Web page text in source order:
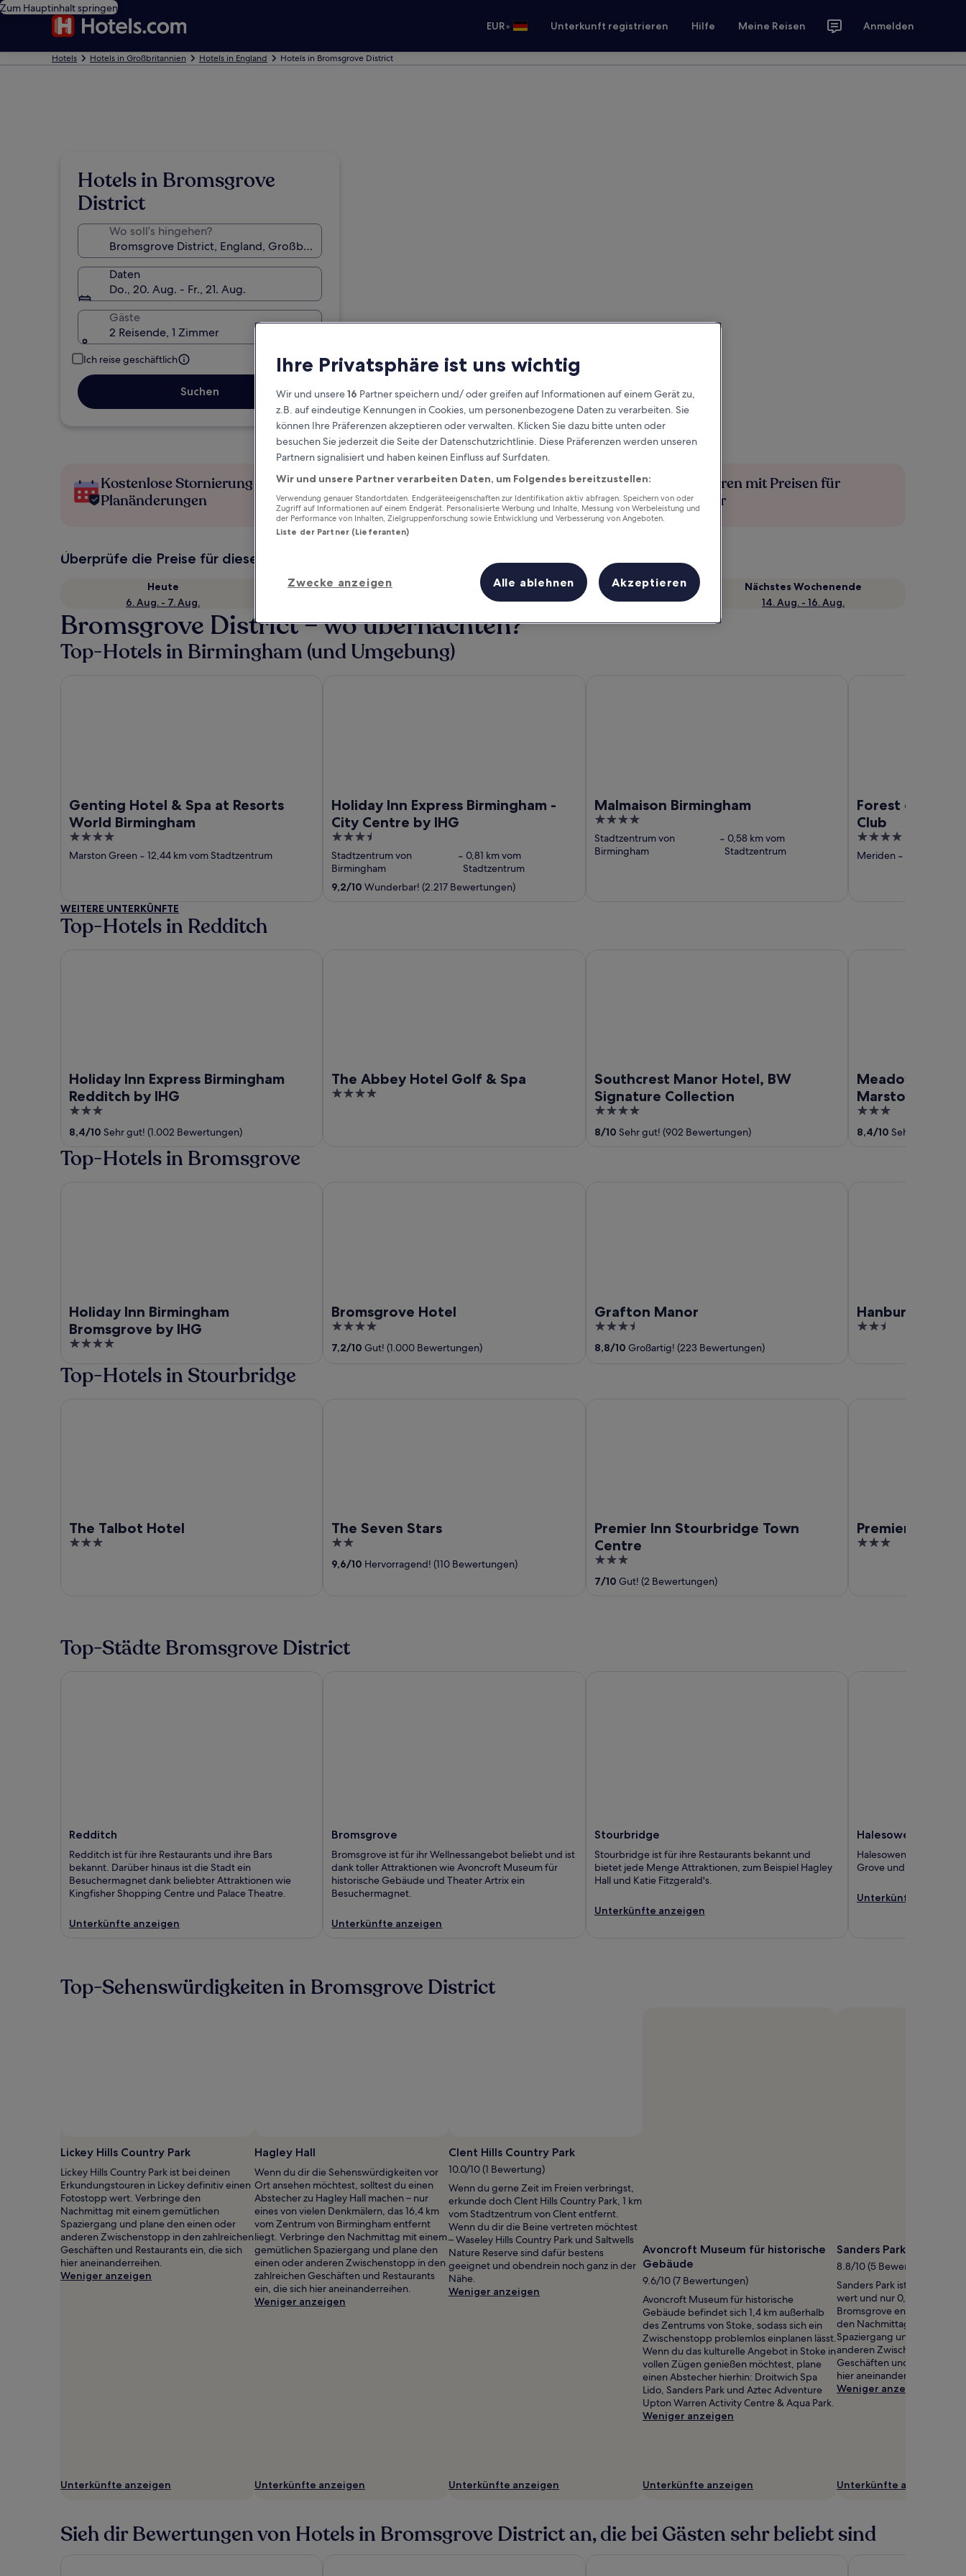
Zum Hauptinhalt springen
EUR• Unterkunft registrieren Hilfe Meine Reisen Anmelden
Hotels Hotels in Großbritannien Hotels in England Hotels in Bromsgrove District
Hotels in Bromsgrove
District
Wo soll’s hingehen?
Daten
Do., 20. Aug. - Fr., 21. Aug.
Gäste
2 Reisende, 1 Zimmer
Ich reise geschäftlich
Suchen
Kostenlose Stornierung bei
Planänderungen
Verdiene Prämien für jede
wahrgenommene Übernachtung
Mehr sparen mit Preisen für
Mitglieder
Überprüfe die Preise für diese Daten
Heute
6. Aug. - 7. Aug.
Morgen
Dieses Wochenende
7. Aug. - 9. Aug.
Nächstes Wochenende
14. Aug. - 16. Aug.
Bromsgrove District – wo übernachten?
Top-Hotels in Birmingham (und Umgebung)
Genting Hotel & Spa at Resorts
World Birmingham
4
out
Marston Green ‐ 12,44 km vom Stadtzentrum
Holiday Inn Express Birmingham -
City Centre by IHG
3.5
out
of
5
Stadtzentrum von
Birmingham
‐ 0,81 km vom
Stadtzentrum
9,2/10 Wunderbar! (2.217 Bewertungen)
Malmaison Birmingham
4
out
of
Stadtzentrum von
Birmingham
‐ 0,58 km vom
Stadtzentrum
Forest of
Club
4
out
Meriden ‐
WEITERE UNTERKÜNFTE
Top-Hotels in Redditch
Holiday Inn Express Birmingham
Redditch by IHG
3
out
of
5
8,4/10 Sehr gut! (1.002 Bewertungen)
The Abbey Hotel Golf & Spa
4
Southcrest Manor Hotel, BW
Signature Collection
4
out
8/10 Sehr gut! (902 Bewertungen)
Meadow Farm,
Marstons Inns
3
out
of
8,4/10 Sehr gut! (696
Top-Hotels in Bromsgrove
Holiday Inn Birmingham
Bromsgrove by IHG
4
of
Bromsgrove Hotel
4
out
of
7,2/10 Gut! (1.000 Bewertungen)
Grafton Manor
3.5
out
of
8,8/10 Großartig! (223 Bewertungen)
Hanbury Turn
2.5
Top-Hotels in Stourbridge
The Talbot Hotel
3
The Seven Stars
2
out
of
9,6/10 Hervorragend! (110 Bewertungen)
Premier Inn Stourbridge Town
Centre
3
out
7/10 Gut! (2 Bewertungen)
Premier Inn
3
Top-Städte Bromsgrove District
Redditch
Redditch ist für ihre Restaurants und ihre Bars
bekannt. Darüber hinaus ist die Stadt ein
Besuchermagnet dank beliebter Attraktionen wie
Kingfisher Shopping Centre und Palace Theatre.
Unterkünfte anzeigen
Bromsgrove
Bromsgrove ist für ihr Wellnessangebot beliebt und ist
dank toller Attraktionen wie Avoncroft Museum für
historische Gebäude und Theater Artrix ein
Besuchermagnet.
Unterkünfte anzeigen
Stourbridge
Stourbridge ist für ihre Restaurants bekannt und
bietet jede Menge Attraktionen, zum Beispiel Hagley
Hall und Katie Fitzgerald's.
Unterkünfte anzeigen
Halesowen
Halesowen bietet jede
Grove und Clent Hills
Unterkünfte
Top-Sehenswürdigkeiten in Bromsgrove District
Foto
Gareth
Potter
Lickey Hills Country Park
Lickey Hills Country Park ist bei deinen
Erkundungstouren in Lickey definitiv einen
Fotostopp wert. Verbringe den
Nachmittag mit einem gemütlichen
Spaziergang und plane den einen oder
anderen Zwischenstopp in den zahlreichen
Geschäften und Restaurants ein, die sich
hier aneinanderreihen.
Weniger anzeigen
Unterkünfte anzeigen
Foto
von
Ranjna
Garg
Hagley Hall
Wenn du dir die Sehenswürdigkeiten vor
Ort ansehen möchtest, solltest du einen
Abstecher zu Hagley Hall machen – nur
eines von vielen Denkmälern, das 16,4 km
vom Zentrum von Birmingham entfernt
liegt. Verbringe den Nachmittag mit einem
gemütlichen Spaziergang und plane den
einen oder anderen Zwischenstopp in den
zahlreichen Geschäften und Restaurants
ein, die sich hier aneinanderreihen.
Weniger anzeigen
Unterkünfte anzeigen
Clent Hills Country Park
10.0/10 (1 Bewertung)
Wenn du gerne Zeit im Freien verbringst,
erkunde doch Clent Hills Country Park, 1 km
vom Stadtzentrum von Clent entfernt.
Wenn du dir die Beine vertreten möchtest
– Waseley Hills Country Park und Saltwells
Nature Reserve sind dafür bestens
geeignet und obendrein noch ganz in der
Nähe.
Weniger anzeigen
Unterkünfte anzeigen
Avoncroft Museum für historische
Gebäude
9.6/10 (7 Bewertungen)
Avoncroft Museum für historische
Gebäude befindet sich 1,4 km außerhalb
des Zentrums von Stoke, sodass sich ein
Zwischenstopp problemlos einplanen lässt.
Wenn du das kulturelle Angebot in Stoke in
vollen Zügen genießen möchtest, plane
einen Abstecher hierhin: Droitwich Spa
Lido, Sanders Park und Aztec Adventure
Upton Warren Activity Centre & Aqua Park.
Weniger anzeigen
Unterkünfte anzeigen
Sanders Park
8.8/10 (5 Bewertungen)
Sanders Park ist definitiv
wert und nur 0,7 km vom
Bromsgrove entfernt
den Nachmittag mit einem
Spaziergang und plane den
anderen Zwischenstopp in
Geschäften und
hier aneinanderreihen.
Weniger anzeigen
Unterkünfte anzeigen
Sieh dir Bewertungen von Hotels in Bromsgrove District an, die bei Gästen sehr beliebt sind
Ihre Privatsphäre ist uns wichtig
Wir und unsere16 Partner speichern und/ oder greifen auf Informationen auf einem Gerät zu,
z.B. auf eindeutige Kennungen in Cookies, um personenbezogene Daten zu verarbeiten. Sie
können Ihre Präferenzen akzeptieren oder verwalten. Klicken Sie dazu bitte unten oder
besuchen Sie jederzeit die Seite der Datenschutzrichtlinie. Diese Präferenzen werden unseren
Partnern signalisiert und haben keinen Einfluss auf Surfdaten.
Wir und unsere Partner verarbeiten Daten, um Folgendes bereitzustellen:
Verwendung genauer Standortdaten. Endgeräteeigenschaften zur Identifikation aktiv abfragen. Speichern von oder
Zugriff auf Informationen auf einem Endgerät. Personalisierte Werbung und Inhalte, Messung von Werbeleistung und
der Performance von Inhalten, Zielgruppenforschung sowie Entwicklung und Verbesserung von Angeboten.
Liste der Partner (Lieferanten)
Zwecke anzeigen Alle ablehnen Akzeptieren